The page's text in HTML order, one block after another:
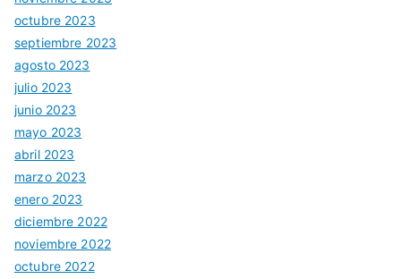
octubre 2023
septiembre 2023
agosto 2023
julio 2023
junio 2023
mayo 2023
abril 2023
marzo 2023
enero 2023
diciembre 2022
noviembre 2022
octubre 2022